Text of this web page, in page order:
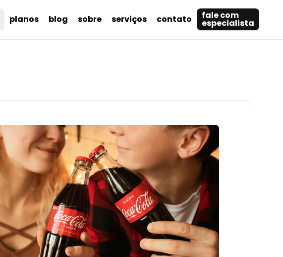
planos blog sobre serviços contato fale com
especialista